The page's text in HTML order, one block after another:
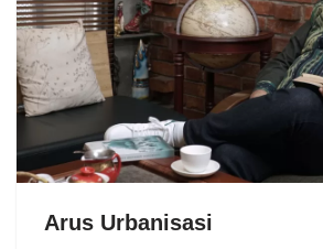
Arus Urbanisasi